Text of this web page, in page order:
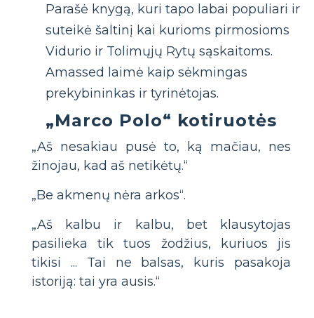
Parašė knygą, kuri tapo labai populiari ir
suteikė šaltinį kai kurioms pirmosioms
Vidurio ir Tolimųjų Rytų sąskaitoms.
Amassed laimė kaip sėkmingas
prekybininkas ir tyrinėtojas.
„Marco Polo“ kotiruotės
„Aš nesakiau pusė to, ką mačiau, nes
žinojau, kad aš netikėtų.“
„Be akmenų nėra arkos“.
„Aš kalbu ir kalbu, bet klausytojas
pasilieka tik tuos žodžius, kuriuos jis
tikisi ... Tai ne balsas, kuris pasakoja
istoriją: tai yra ausis.“